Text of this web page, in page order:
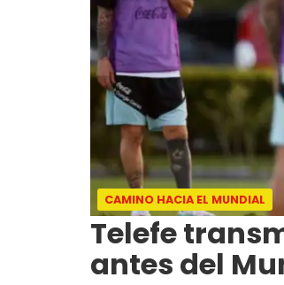
CAMINO HACIA EL MUNDIAL
Telefe
antes del